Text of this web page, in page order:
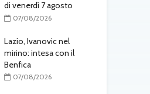
di venerdì 7 agosto
07/08/2026
Lazio, Ivanovic nel
mirino: intesa con il
Benfica
07/08/2026